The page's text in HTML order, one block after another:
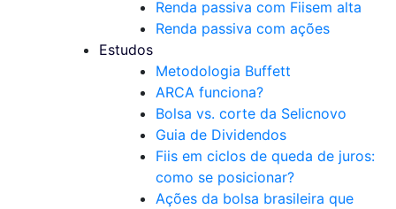
Renda passiva com Fiisem alta
Renda passiva com ações
Estudos
Metodologia Buffett
ARCA funciona?
Bolsa vs. corte da Selicnovo
Guia de Dividendos
Fiis em ciclos de queda de juros:
como se posicionar?
Ações da bolsa brasileira que